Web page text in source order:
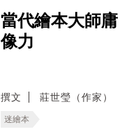
當代繪本大師
像力
撰文 莊世瑩（作家）
迷繪本